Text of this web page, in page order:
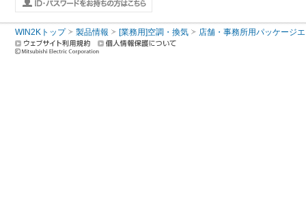
WIN2Kトップ 製品情報 [業務用]空調・換気 店舗・事務所用パッケージ